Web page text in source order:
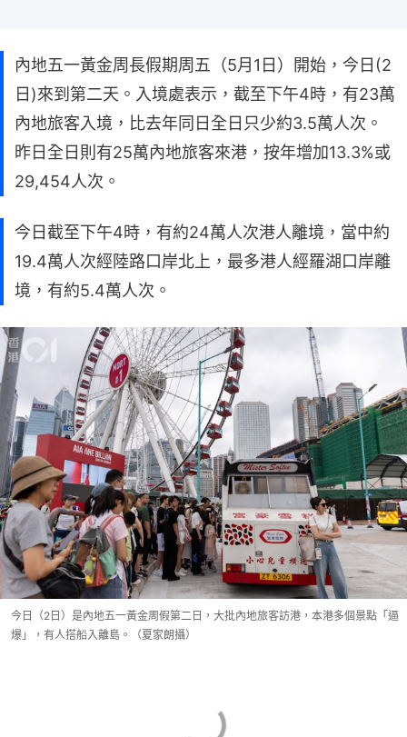
內地五一黃金周長假期周五（5月1日）開始，今日(2
日)來到第二天。入境處表示，截至下午4時，有23萬
內地旅客入境，比去年同日全日只少約3.5萬人次。
昨日全日則有25萬內地旅客來港，按年增加13.3%或
29,454人次。
今日截至下午4時，有約24萬人次港人離境，當中約
19.4萬人次經陸路口岸北上，最多港人經羅湖口岸離
境，有約5.4萬人次。
今日（2日）是內地五一黃金周假第二日，大批內地旅客訪港，本港多個景點「逼
爆」，有人搭船入離島。（夏家朗攝）